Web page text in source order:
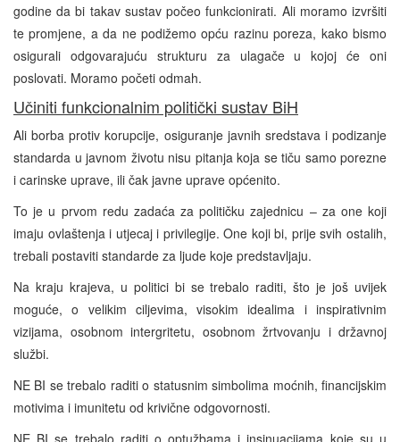
godine da bi takav sustav počeo funkcionirati. Ali moramo izvršiti
te promjene, a da ne podižemo opću razinu poreza, kako bismo
osigurali odgovarajuću strukturu za ulagače u kojoj će oni
poslovati. Moramo početi odmah.
Učiniti funkcionalnim politički sustav BiH
Ali borba protiv korupcije, osiguranje javnih sredstava i podizanje
standarda u javnom životu nisu pitanja koja se tiču samo porezne
i carinske uprave, ili čak javne uprave općenito.
To je u prvom redu zadaća za političku zajednicu – za one koji
imaju ovlaštenja i utjecaj i privilegije. One koji bi, prije svih ostalih,
trebali postaviti standarde za ljude koje predstavljaju.
Na kraju krajeva, u politici bi se trebalo raditi, što je još uvijek
moguće, o velikim ciljevima, visokim idealima i inspirativnim
vizijama, osobnom intergritetu, osobnom žrtvovanju i državnoj
službi.
NE BI se trebalo raditi o statusnim simbolima moćnih, financijskim
motivima i imunitetu od krivične odgovornosti.
NE BI se trebalo raditi o optužbama i insinuacijama koje su u